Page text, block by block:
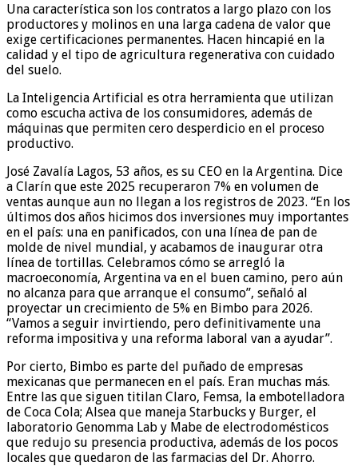
Una característica son los contratos a largo plazo con los
productores y molinos en una larga cadena de valor que
exige certificaciones permanentes. Hacen hincapié en la
calidad y el tipo de agricultura regenerativa con cuidado
del suelo.
La Inteligencia Artificial es otra herramienta que utilizan
como escucha activa de los consumidores, además de
máquinas que permiten cero desperdicio en el proceso
productivo.
José Zavalía Lagos, 53 años, es su CEO en la Argentina. Dice
a Clarín que este 2025 recuperaron 7% en volumen de
ventas aunque aun no llegan a los registros de 2023. “En los
últimos dos años hicimos dos inversiones muy importantes
en el país: una en panificados, con una línea de pan de
molde de nivel mundial, y acabamos de inaugurar otra
línea de tortillas. Celebramos cómo se arregló la
macroeconomía, Argentina va en el buen camino, pero aún
no alcanza para que arranque el consumo”, señaló al
proyectar un crecimiento de 5% en Bimbo para 2026.
“Vamos a seguir invirtiendo, pero definitivamente una
reforma impositiva y una reforma laboral van a ayudar”.
Por cierto, Bimbo es parte del puñado de empresas
mexicanas que permanecen en el país. Eran muchas más.
Entre las que siguen titilan Claro, Femsa, la embotelladora
de Coca Cola; Alsea que maneja Starbucks y Burger, el
laboratorio Genomma Lab y Mabe de electrodomésticos
que redujo su presencia productiva, además de los pocos
locales que quedaron de las farmacias del Dr. Ahorro.